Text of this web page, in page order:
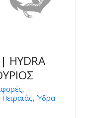
HYDRA
Πειραιάς, Ύδρα